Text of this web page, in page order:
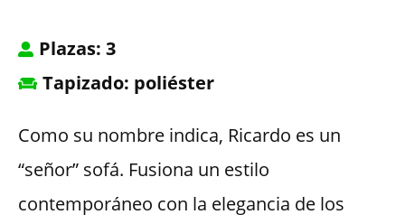
Plazas: 3
Tapizado: poliéster
Como su nombre indica, Ricardo es un
“señor” sofá. Fusiona un estilo
contemporáneo con la elegancia de los